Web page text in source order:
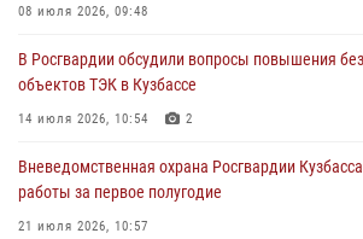
Росгвардейцы задержали участника драки,
05 августа 2026, 08:50
Росгвардейцы пресекли нарушение
05 августа 2026, 08:10
Росгвардейцы в Юрге пресекли попытку
08 июля 2026, 09:48
В Росгвардии обсудили вопросы повышения
объектов ТЭК в Кузбассе
14 июля 2026, 10:54 2
Вневедомственная охрана Росгвардии
работы за первое полугодие
21 июля 2026, 10:57